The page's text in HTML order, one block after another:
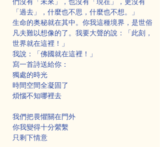
「過去」，什麼也不思，什麼也不想。」
生命的奥秘就在其中。你我這種境界，是世俗
凡夫難以想像的了。我要大聲的說：「此刻，
世界就在這裡！」
我說：「佛國就在這裡！」
寫一首詩送給你：
獨處的時光
時間空間全凝固了
煩惱不知哪裡去
我們把畏懼關在門外
你我變得十分縈繫
只剩下情意